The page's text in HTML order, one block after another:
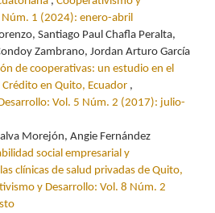
1 (2024): enero-abril
Santiago Paul Chafla Peralta,
Zambrano, Jordan Arturo García
de cooperativas: un estudio en el
en Quito, Ecuador ,
Vol. 5 Núm. 2 (2017): julio-
Morejón, Angie Fernández
social empresarial y
clínicas de salud privadas de Quito,
y Desarrollo: Vol. 8 Núm. 2